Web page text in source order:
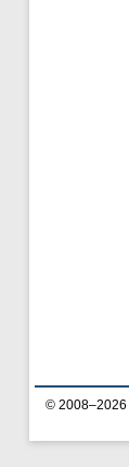
© 2008–2026